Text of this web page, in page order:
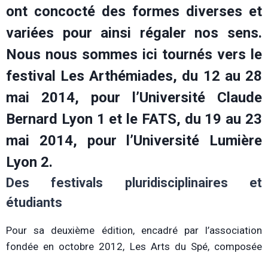
ont concocté des formes diverses et
variées pour ainsi régaler nos sens.
Nous nous sommes ici tournés vers le
festival Les Arthémiades, du 12 au 28
mai 2014, pour l’Université Claude
Bernard Lyon 1 et le FATS, du 19 au 23
mai 2014, pour l’Université Lumière
Lyon 2.
Des festivals pluridisciplinaires et
étudiants
Pour sa deuxième édition, encadré par l’association
fondée en octobre 2012, Les Arts du Spé, composée